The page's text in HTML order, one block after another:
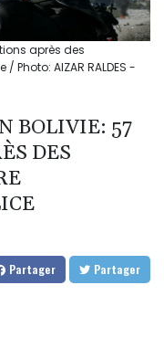
après des
AIZAR RALDES -
BOLIVIE: 57
DES
Partager Partager